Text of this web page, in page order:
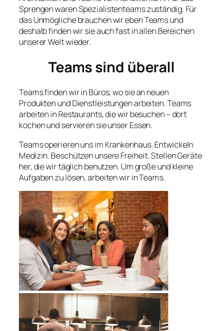
Sprengen waren Spezialistenteams zuständig. Für
das Unmögliche brauchen wir eben Teams und
deshalb finden wir sie auch fast in allen Bereichen
unserer Welt wieder.
Teams sind überall
Teams finden wir in Büros, wo sie an neuen
Produkten und Dienstleistungen arbeiten. Teams
arbeiten in Restaurants, die wir besuchen – dort
kochen und servieren sie unser Essen.
Teams operieren uns im Krankenhaus. Entwickeln
Medizin. Beschützen unsere Freiheit. Stellen Geräte
her, die wir täglich benutzen. Um große und kleine
Aufgaben zu lösen, arbeiten wir in Teams.